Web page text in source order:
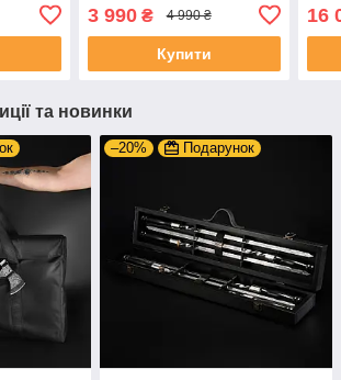
Гравіювання на
замовлення
3 990₴ 4 990 ₴
Купити
16
та новинки
–20% Подарунок